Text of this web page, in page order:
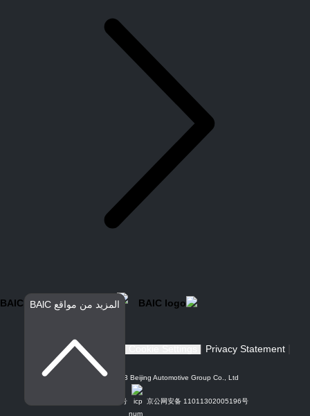
Privacy Statement
المزيد من مواقع BAlC
Copyright@2023 Beijing Automotive Group Co., Ltd.
京ICP备19052818号 京公网安备 11011302005196号